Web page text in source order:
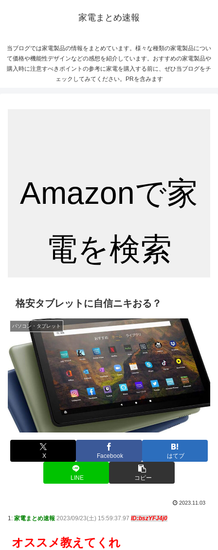
家電まとめ速報
当ブログでは家電製品の情報をまとめています。様々な種類の家電製品につい
て価格や機能性デザインなどの感想を紹介しています。おすすめの家電製品や
購入時に注意すべきポイントの参考に家電を購入する前に、ぜひ当ブログをチ
ェックしてみてください。PRを含みます
Amazonで家
電を検索
格安タブレットに自信ニキおる？
パソコン・タブレット
X Facebook はてブ
LINE コピー
2023.11.03
1: 家電まとめ速報 2023/09/23(土) 15:59:37.97 ID:bszYFJ4j0
オススメ教えてくれ